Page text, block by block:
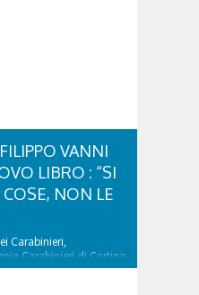
VANNI
LIBRO : “SI
NON LE
Carabinieri,
Carabinieri di Cortina
di legislazione
del progetto di